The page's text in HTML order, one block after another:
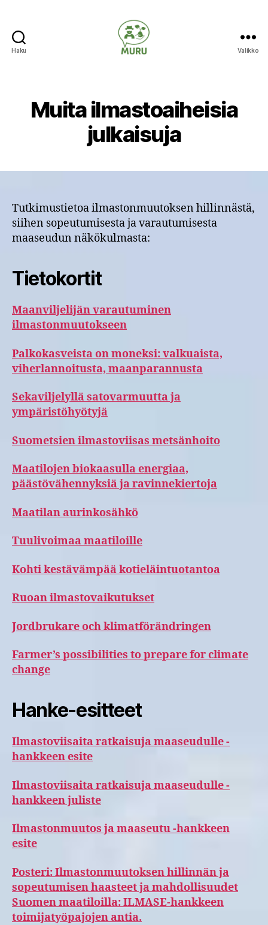
Haku Valikko
Muita ilmastoaiheisia
julkaisuja
Tutkimustietoa ilmastonmuutoksen hillinnästä,
siihen sopeutumisesta ja varautumisesta
maaseudun näkökulmasta:
Tietokortit
Maanviljelijän varautuminen
ilmastonmuutokseen
Palkokasveista on moneksi: valkuaista,
viherlannoitusta, maanparannusta
Sekaviljelyllä satovarmuutta ja
ympäristöhyötyjä
Suometsien ilmastoviisas metsänhoito
Maatilojen biokaasulla energiaa,
päästövähennyksiä ja ravinnekiertoja
Maatilan aurinkosähkö
Tuulivoimaa maatiloille
Kohti kestävämpää kotieläintuotantoa
Ruoan ilmastovaikutukset
Jordbrukare och klimatförändringen
Farmer’s possibilities to prepare for climate
change
Hanke-esitteet
Ilmastoviisaita ratkaisuja maaseudulle -
hankkeen esite
Ilmastoviisaita ratkaisuja maaseudulle -
hankkeen juliste
Ilmastonmuutos ja maaseutu -hankkeen
esite
Posteri: Ilmastonmuutoksen hillinnän ja
sopeutumisen haasteet ja mahdollisuudet
Suomen maatiloilla: ILMASE-hankkeen
toimijatyöpajojen antia.